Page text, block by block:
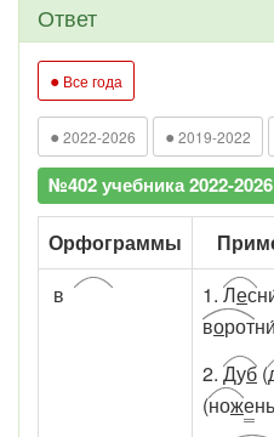
Ответ
● Все года
● 2022-2026 ● 2019-2022
№402 учебника 2022-
Орфограммы
в
1. Лес
ворот
2. Дуб (
(ноже